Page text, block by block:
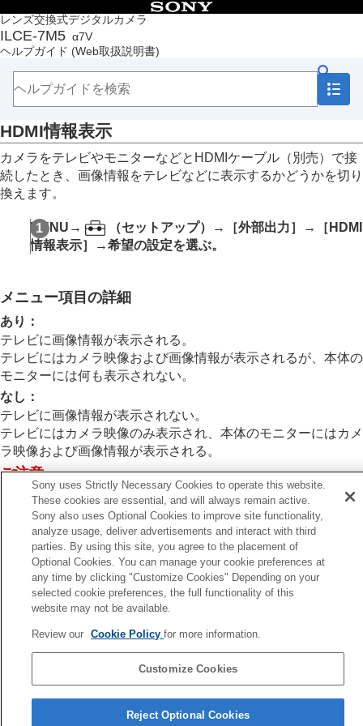
レンズ交換式デジタルカメラ
ILCE-7M5 α7V
ヘルプガイド (Web取扱説明書)
目次
トップページ
ヘルプガイドの使いかた
本体と付属品を確認する
本機の基本操作
準備/基本的な撮影
MENU一覧から機能を探す
撮影機能を活用する
カメラをカスタマイズする
カメラの設定を変更する
メモリーカードの設定
ファインダー/モニターの設定
USB設定
外部出力設定
HDMI解像度
HDMI出力設定 （動画）
HDMI機器制御
一般設定
スマートフォンでできること
パソコンでできること
クラウドサービスを利用する
故障かな？と思ったら
HDMI情報表示
カメラをテレビやモニターなどとHDMIケーブル（別売）で接
続したとき、画像情報をテレビなどに表示するかどうかを切り
換えます。
MENU → （セットアップ）→ ［外部出力］ →
［HDMI
情報表示］
→希望の設定を選ぶ。
メニュー項目の詳細
あり ：
テレビに画像情報が表示される。
テレビにはカメラ映像および画像情報が表示されるが、本体の
モニターには何も表示されない。
なし ：
テレビに画像情報が表示されない。
テレビにはカメラ映像のみ表示され、本体のモニターにはカメ
ラ映像および画像情報が表示される。
ご注意
カメラをHDMIケーブルでテレビやモニターなどと接続し
ている場合、ファインダーに再生画面は表示されません。
出力設定（動画）
言語選択ページへ
Sony uses Strictly Necessary Cookies to operate this website.
These cookies are essential, and will always remain active.
Sony also uses Optional Cookies to improve site functionality,
analyze usage, deliver advertisements and interact with third
parties. By using this site, you agree to the placement of
Optional Cookies. You can manage your cookie preferences at
any time by clicking "Customize Cookies" Depending on your
selected cookie preferences, the full functionality of this
website may not be available.
Review our Cookie Policyfor more information.
Customize Cookies
Reject Optional Cookies